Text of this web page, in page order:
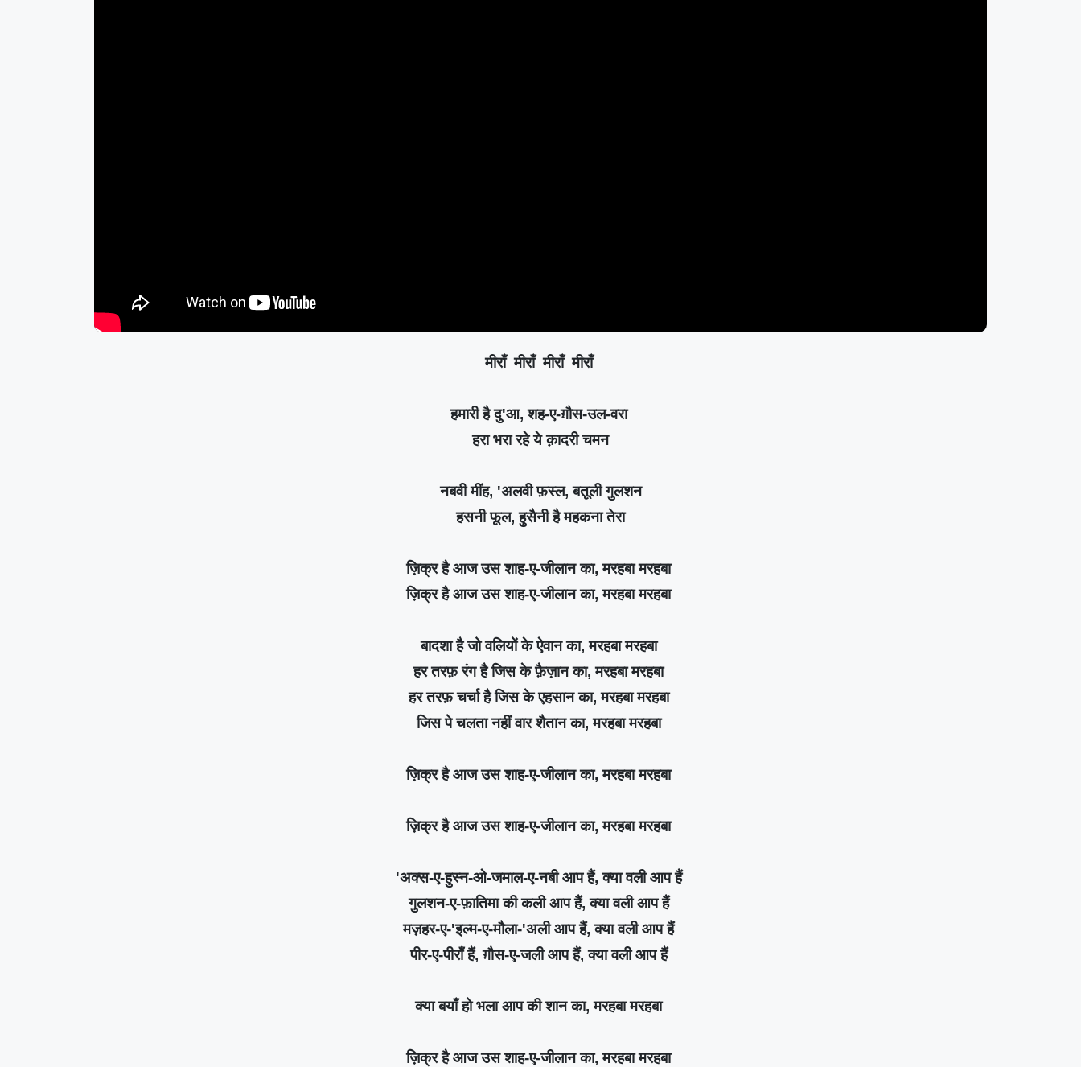
मीराँ मीराँ मीराँ मीराँ
हमारी है दु'आ, शह-ए-ग़ौस-उल-वरा
हरा भरा रहे ये क़ादरी चमन
नबवी मींह, 'अलवी फ़स्ल, बतूली गुलशन
हसनी फूल, हुसैनी है महकना तेरा
ज़िक्र है आज उस शाह-ए-जीलान का, मरहबा मरहबा
ज़िक्र है आज उस शाह-ए-जीलान का, मरहबा मरहबा
बादशा है जो वलियों के ऐवान का, मरहबा मरहबा
हर तरफ़ रंग है जिस के फ़ैज़ान का, मरहबा मरहबा
हर तरफ़ चर्चा है जिस के एहसान का, मरहबा मरहबा
जिस पे चलता नहीं वार शैतान का, मरहबा मरहबा
ज़िक्र है आज उस शाह-ए-जीलान का, मरहबा मरहबा
ज़िक्र है आज उस शाह-ए-जीलान का, मरहबा मरहबा
'अक्स-ए-हुस्न-ओ-जमाल-ए-नबी आप हैं, क्या वली आप हैं
गुलशन-ए-फ़ातिमा की कली आप हैं, क्या वली आप हैं
मज़हर-ए-'इल्म-ए-मौला-'अली आप हैं, क्या वली आप हैं
पीर-ए-पीराँ हैं, ग़ौस-ए-जली आप हैं, क्या वली आप हैं
क्या बयाँ हो भला आप की शान का, मरहबा मरहबा
ज़िक्र है आज उस शाह-ए-जीलान का, मरहबा मरहबा